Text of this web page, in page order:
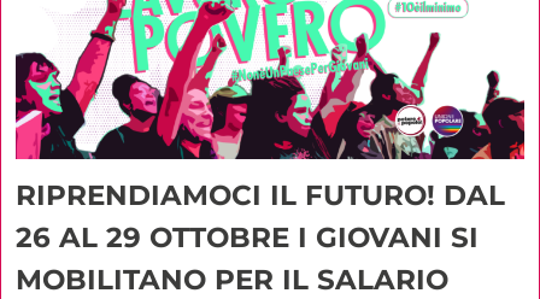
RIPRENDIAMOCI IL FUTURO! DAL
26 AL 29 OTTOBRE I GIOVANI SI
MOBILITANO PER IL SALARIO